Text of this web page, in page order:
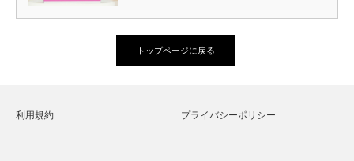
トップページに戻る
利用規約 プライバシーポリシー